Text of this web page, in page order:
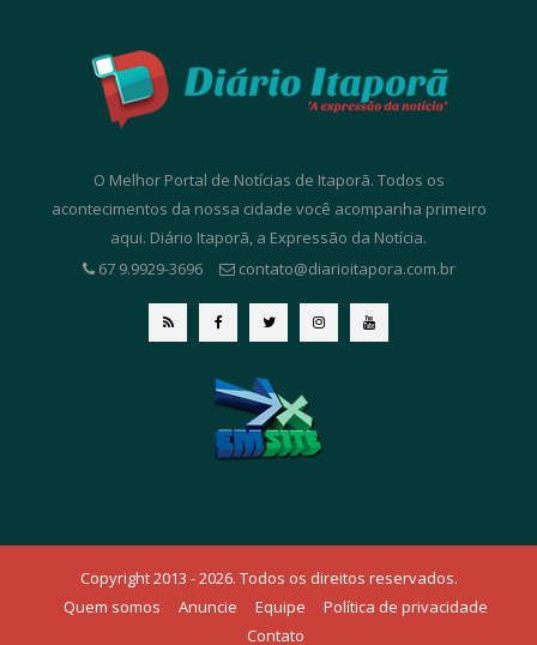
O Melhor Portal de Notícias de Itaporã. Todos os
acontecimentos da nossa cidade você acompanha primeiro
aqui. Diário Itaporã, a Expressão da Notícia.
67 9.9929-3696
contato@diarioitapora.com.br
Copyright 2013 - 2026. Todos os direitos reservados.
Quem somos
Anuncie Equipe
Política de privacidade
Contato